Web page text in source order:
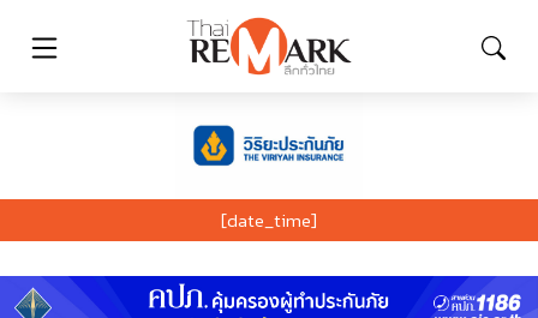
[date_time]